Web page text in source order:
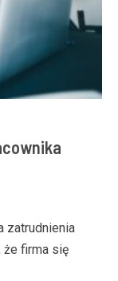
zatrudnienia
że firma się